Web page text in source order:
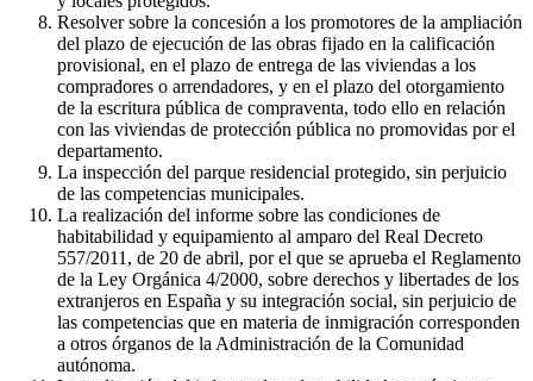
Resolver sobre la concesión a los promotores de la ampliación
del plazo de ejecución de las obras fijado en la calificación
provisional, en el plazo de entrega de las viviendas a los
compradores o arrendadores, y en el plazo del otorgamiento
de la escritura pública de compraventa, todo ello en relación
con las viviendas de protección pública no promovidas por el
departamento.
La inspección del parque residencial protegido, sin perjuicio
de las competencias municipales.
La realización del informe sobre las condiciones de
habitabilidad y equipamiento al amparo del Real Decreto
557/2011, de 20 de abril, por el que se aprueba el Reglamento
de la Ley Orgánica 4/2000, sobre derechos y libertades de los
extranjeros en España y su integración social, sin perjuicio de
las competencias que en materia de inmigración corresponden
a otros órganos de la Administración de la Comunidad
autónoma.